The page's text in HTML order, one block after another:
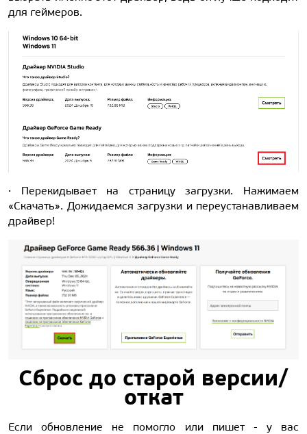
для геймеров.
· Перекидывает на страницу загрузки. Нажимаем
«Скачать». Дожидаемся загрузки и переустанавливаем
драйвер!
Сброс до старой версии/
откат
Если обновление не помогло или пишет - у вас